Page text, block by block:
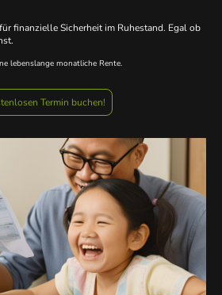
finanzielle Sicherheit im Ruhestand. Egal ob
lebenslange monatliche Rente.
Termin buchen!